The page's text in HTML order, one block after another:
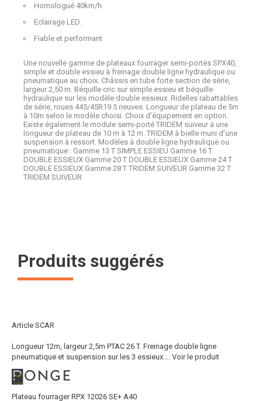
Homologué 40km/h
Eclairage LED.
Fiable et performant
Une nouvelle gamme de plateaux fourrager semi-portés SPX40,
simple et double essieu à freinage double ligne hydraulique ou
pneumatique au choix. Châssis en tube forte section de série,
largeur 2,50 m. Béquille cric sur simple essieu et béquille
hydraulique sur les modèle double essieux. Ridelles rabattables
de série, roues 445/45R19.5 neuves. Longueur de plateau de 5m
à 10m selon le modèle choisi. Choix d’équipement en option.
Existe également le module semi-porté TRIDEM suiveur à une
longueur de plateau de 10 m à 12 m. TRIDEM à bielle muni d’une
suspension à ressort. Modèles à double ligne hydraulique ou
pneumatique : Gamme 13 T SIMPLE ESSIEU Gamme 16 T
DOUBLE ESSIEUX Gamme 20 T DOUBLE ESSIEUX Gamme 24 T
DOUBLE ESSIEUX Gamme 28 T TRIDEM SUIVEUR Gamme 32 T
TRIDEM SUIVEUR
Produits suggérés
Article SCAR
Longueur 12m, largeur 2,5m PTAC 26 T. Freinage double ligne
pneumatique et suspension sur les 3 essieux....
Voir le produit
Plateau fourrager RPX 12026 SE+ A40